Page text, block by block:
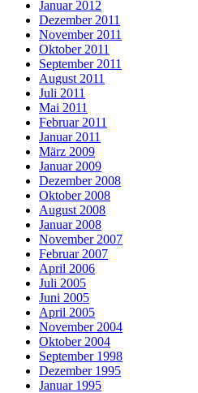
Januar 2012
Dezember 2011
November 2011
Oktober 2011
September 2011
August 2011
Juli 2011
Mai 2011
Februar 2011
Januar 2011
März 2009
Januar 2009
Dezember 2008
Oktober 2008
August 2008
Januar 2008
November 2007
Februar 2007
April 2006
Juli 2005
Juni 2005
April 2005
November 2004
Oktober 2004
September 1998
Dezember 1995
Januar 1995